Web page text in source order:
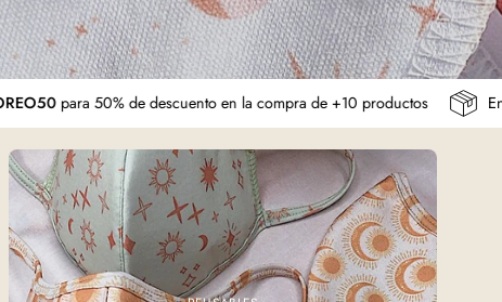
Usa el códigoMAYOREO50para 50% de descuento en la compra de +10
CUBREBOCASTRIPLE
CAPA